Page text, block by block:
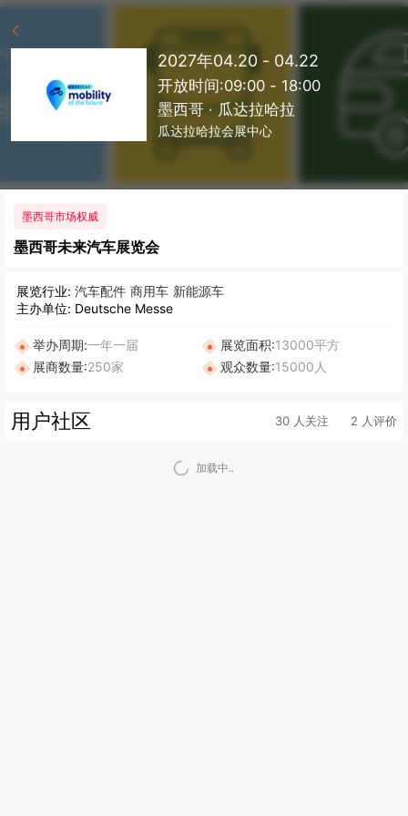
2027年04.20 - 04.22
开放时间:09:00 - 18:00
墨西哥 · 瓜达拉哈拉
瓜达拉哈拉会展中心
墨西哥市场权威
墨西哥未来汽车展览会
展览行业: 汽车配件 商用车 新能源车
主办单位: Deutsche Messe
举办周期:一年一届 展览面积:13000平方
展商数量:250家 观众数量:15000人
用户社区 30 人关注 2 人评价
加载中..